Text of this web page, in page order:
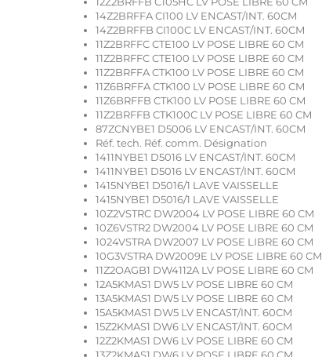
14Z2BRFFA CI100 LV ENCAST/INT. 60CM
14Z2BRFFB CI100C LV ENCAST/INT. 60CM
11Z2BRFFC CTE100 LV POSE LIBRE 60 CM
11Z2BRFFC CTE100 LV POSE LIBRE 60 CM
11Z2BRFFA CTK100 LV POSE LIBRE 60 CM
11Z6BRFFA CTK100 LV POSE LIBRE 60 CM
11Z6BRFFB CTK100 LV POSE LIBRE 60 CM
11Z2BRFFB CTK100C LV POSE LIBRE 60 CM
87ZCNYBE1 D5006 LV ENCAST/INT. 60CM
Réf. tech. Réf. comm. Désignation
1411NYBE1 D5016 LV ENCAST/INT. 60CM
1411NYBE1 D5016 LV ENCAST/INT. 60CM
1415NYBE1 D5016/1 LAVE VAISSELLE
1415NYBE1 D5016/1 LAVE VAISSELLE
10Z2VSTRC DW2004 LV POSE LIBRE 60 CM
10Z6VSTR2 DW2004 LV POSE LIBRE 60 CM
1024VSTRA DW2007 LV POSE LIBRE 60 CM
10G3VSTRA DW2009E LV POSE LIBRE 60 CM
11Z2OAGB1 DW4112A LV POSE LIBRE 60 CM
12A5KMAS1 DW5 LV POSE LIBRE 60 CM
13A5KMAS1 DW5 LV POSE LIBRE 60 CM
15A5KMAS1 DW5 LV ENCAST/INT. 60CM
15Z2KMAS1 DW6 LV ENCAST/INT. 60CM
12Z2KMAS1 DW6 LV POSE LIBRE 60 CM